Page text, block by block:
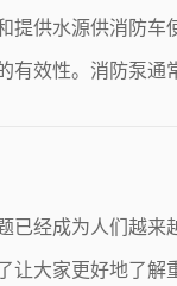
提供水源供消防车
有效性。消防泵通
已经成为人们越来
让大家更好地了解